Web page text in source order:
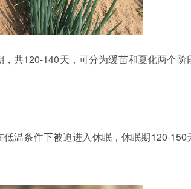
，共120-140天，可分为缓苗和夏化两个阶
温条件下被迫进入休眠，休眠期 120-150